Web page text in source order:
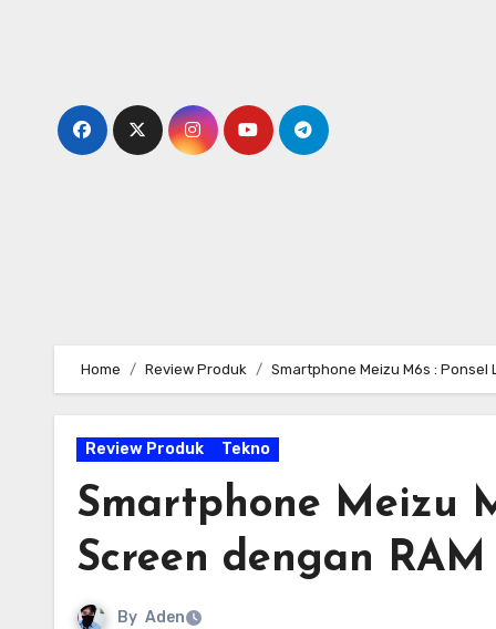
Home Review Produk Smartphone Meizu M6s : Ponsel
Review Produk Tekno
Smartphone Meizu
Screen dengan RAM
By Aden